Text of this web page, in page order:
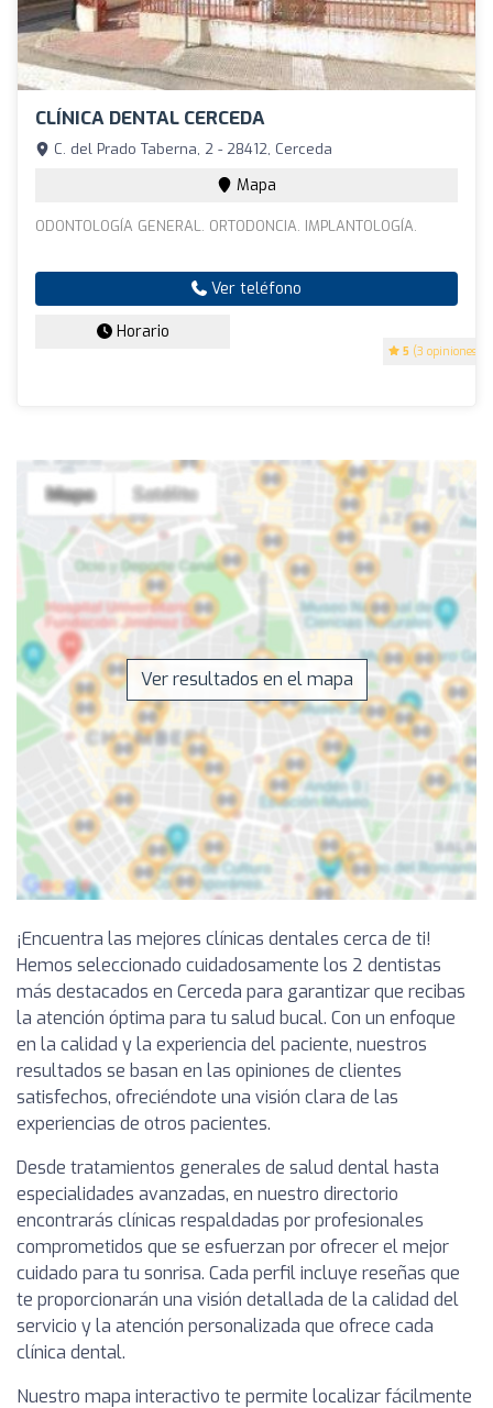
CLÍNICA DENTAL CERCEDA
5 (3 opiniones)
C. del Prado Taberna, 2 - 28412, Cerceda
Mapa
ODONTOLOGÍA GENERAL. ORTODONCIA. IMPLANTOLOGÍA.
Ver teléfono
Horario
Ver resultados en el mapa
¡Encuentra las mejores clínicas dentales cerca de ti!
Hemos seleccionado cuidadosamente los 2 dentistas
más destacados en Cerceda para garantizar que recibas
la atención óptima para tu salud bucal. Con un enfoque
en la calidad y la experiencia del paciente, nuestros
resultados se basan en las opiniones de clientes
satisfechos, ofreciéndote una visión clara de las
experiencias de otros pacientes.
Desde tratamientos generales de salud dental hasta
especialidades avanzadas, en nuestro directorio
encontrarás clínicas respaldadas por profesionales
comprometidos que se esfuerzan por ofrecer el mejor
cuidado para tu sonrisa. Cada perfil incluye reseñas que
te proporcionarán una visión detallada de la calidad del
servicio y la atención personalizada que ofrece cada
clínica dental.
Nuestro mapa interactivo te permite localizar fácilmente